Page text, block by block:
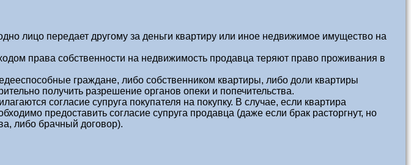
лицо передает другому за деньги квартиру или иное недвижимое имущество на
права собственности на недвижимость продавца теряют право проживания в
граждане, либо собственником квартиры, либо доли квартиры
получить разрешение органов опеки и попечительства.
согласие супруга покупателя на покупку. В случае, если квартира
предоставить согласие супруга продавца (даже если брак расторгнут, но
либо брачный договор).